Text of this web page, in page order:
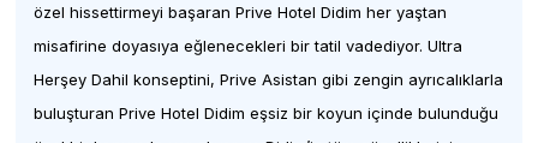
özel hissettirmeyi başaran Prive Hotel Didim her yaştan
misafirine doyasıya eğlenecekleri bir tatil vadediyor. Ultra
Herşey Dahil konseptini, Prive Asistan gibi zengin ayrıcalıklarla
buluşturan Prive Hotel Didim eşsiz bir koyun içinde bulunduğu